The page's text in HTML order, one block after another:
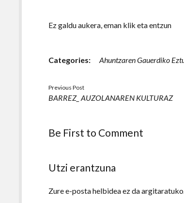
Ez galdu aukera, eman klik eta entzun
Categories: Ahuntzaren Gauerdiko
Previous Post
BARREZ_ AUZOLANAREN KULTURAZ
Be First to Comment
Utzi erantzuna
Zure e-posta helbidea ez da